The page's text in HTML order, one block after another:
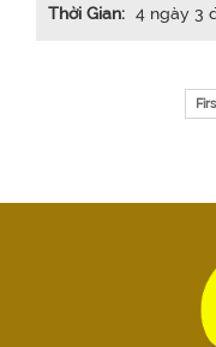
Thời Gian: 4 ngày 3